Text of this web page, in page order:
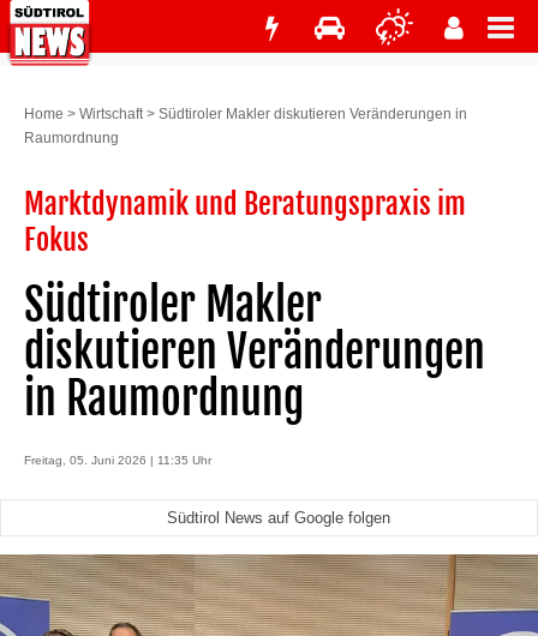
Home > Wirtschaft> Südtiroler Makler diskutieren Veränderungen in
Raumordnung
Marktdynamik und Beratungspraxis im
Fokus
Südtiroler Makler
diskutieren Veränderungen
in Raumordnung
Freitag, 05. Juni 2026 | 11:35 Uhr
Südtirol News auf Google folgen